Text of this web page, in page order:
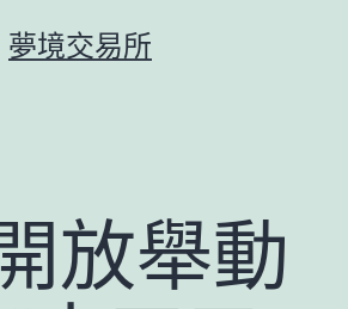
夢境交易所
放舉動